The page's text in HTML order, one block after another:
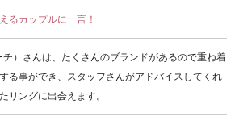
るカップルに一言！
）さんは、たくさんのブランドがあるので重ね着
る事ができ、スタッフさんがアドバイスしてくれ
リングに出会えます。